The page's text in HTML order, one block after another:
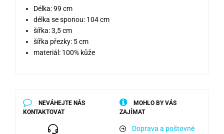
Délka: 99 cm
délka se sponou: 104 cm
šířka: 3,5 cm
šířka přezky: 5 cm
materiál: 100% kůže
NEVÁHEJTE NÁS
KONTAKTOVAT
MOHLO BY VÁS
ZAJÍMAT
Doprava a poštovné